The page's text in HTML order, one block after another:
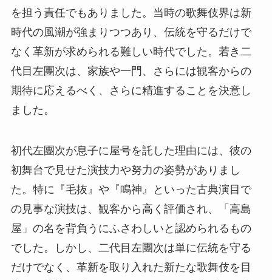
を担う責任でもありました。当時の歌舞伎界は新
時代の風潮が強まりつつあり、伝統を守るだけで
なく革新が求められる難しい時代でした。若き二
代目左團次は、家族や一門、さらには観客からの
期待に応えるべく、さらに精進することを決意し
ました。
初代左團次が息子に屋号を託した理由には、彼の
初舞台で見せた演技力や努力の姿勢がありまし
た。特に『毛抜』や『鳴神』といった古典演目で
の見事な演技は、観客から高く評価され、「高島
屋」の名を背負うにふさわしいと認められるもの
でした。しかし、二代目左團次は単に伝統を守る
だけでなく、革新を取り入れた新たな歌舞伎を目